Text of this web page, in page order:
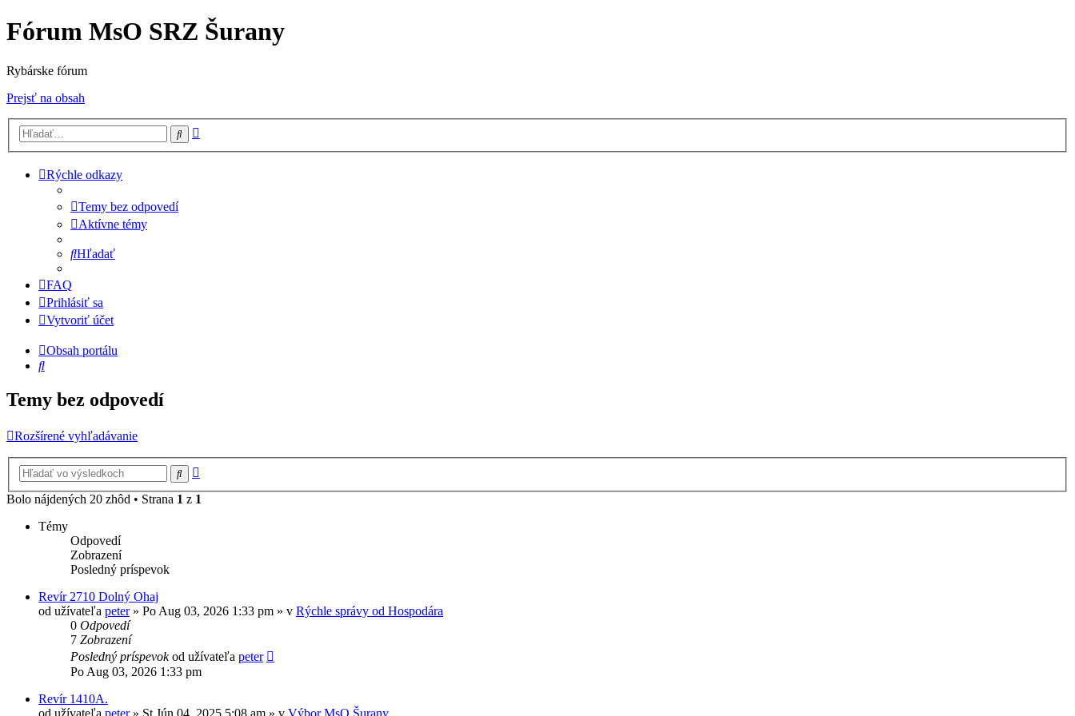
Fórum MsO SRZ Šurany
Rybárske fórum
Prejsť na obsah
Hľadať
Rýchle odkazy
Temy bez odpovedí
Aktívne témy
Hľadať
FAQ
Prihlásiť sa
Vytvoriť účet
Obsah portálu
Hľadať
Temy bez odpovedí
Rozšírené vyhľadávanie
Hľadať
Bolo nájdených 20 zhôd • Strana 1 z 1
Témy
Odpovedí
Zobrazení
Posledný príspevok
Revír 2710 Dolný Ohaj
od užívateľa peter» Po Aug 03, 2026 1:33 pm » v Rýchle správy od Hospodára
0 Odpovedí
7 Zobrazení
Posledný príspevokod užívateľa peter
Po Aug 03, 2026 1:33 pm
Revír 1410A.
od užívateľa peter» St Jún 04, 2025 5:08 am » v Výbor MsO Šurany